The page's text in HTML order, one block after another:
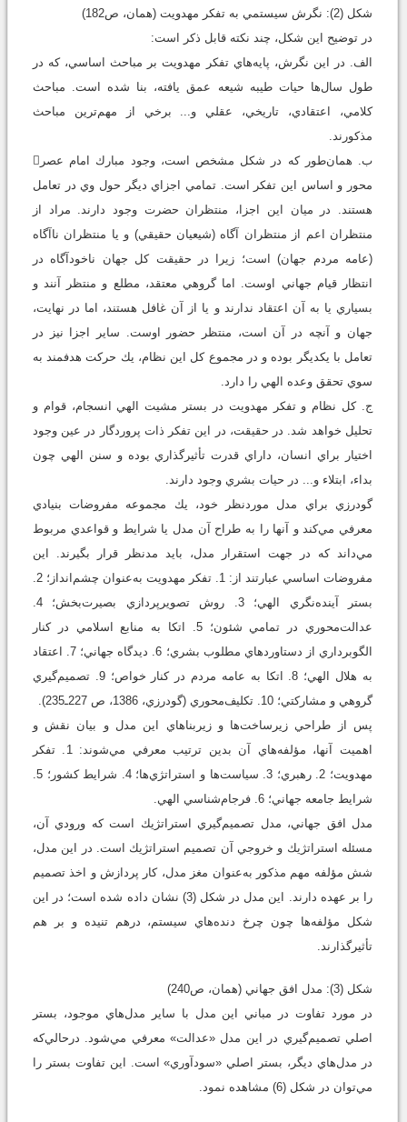
شكل (2): نگرش سيستمي به تفكر مهدويت (همان، ص182)
در توضيح اين شكل، چند نكته قابل ذكر است:
الف. در اين نگرش، پايه‌هاي تفكر مهدويت بر مباحث اساسي، كه در
طول سال‌ها حيات طيبه شيعه عمق يافته، بنا شده است. مباحث
كلامي، اعتقادي، تاريخي، عقلي و... برخي از مهم‌ترين مباحث
مذكورند.
ب. همان‌طور كه در شكل مشخص است، وجود مبارك امام عصر
محور و اساس اين تفكر است. تمامي اجزاي ديگر حول وي در تعامل
هستند. در ميان اين اجزا، منتظران حضرت وجود دارند. مراد از
منتظران اعم از منتظران آگاه (شيعيان حقيقي) و يا منتظران ناآگاه
(عامه مردم جهان) است؛ زيرا در حقيقت كل جهان ناخودآگاه در
انتظار قيام جهاني اوست. اما گروهي معتقد، مطلع و منتظر آنند و
بسياري يا به آن اعتقاد ندارند و يا از آن غافل هستند، اما در نهايت،
جهان و آنچه در آن است، منتظر حضور اوست. ساير اجزا نيز در
تعامل با يكديگر بوده و در مجموع كل اين نظام، يك حركت هدفمند به
سوي تحقق وعده الهي را دارد.
ج. كل نظام و تفكر مهدويت در بستر مشيت الهي انسجام، قوام و
تحليل خواهد شد. در حقيقت، در اين تفكر ذات پروردگار در عين وجود
اختيار براي انسان، داراي قدرت تأثيرگذاري بوده و سنن الهي چون
بداء، ابتلاء و... در حيات بشري وجود دارند.
گودرزي براي مدل موردنظر خود، يك مجموعه مفروضات بنيادي
معرفي مي‌كند و آنها را به طراح آن مدل يا شرايط و قواعدي مربوط
مي‌داند كه در جهت استقرار مدل، بايد مدنظر قرار بگيرند. اين
مفروضات اساسي عبارتند از: 1. تفكر مهدويت به‌عنوان چشم‌انداز؛ 2.
بستر آينده‌نگري الهي؛ 3. روش تصويرپردازي بصيرت‌بخش؛ 4.
عدالت‌محوري در تمامي شئون؛ 5. اتكا به منابع اسلامي در كنار
الگوبرداري از دستاوردهاي مطلوب بشري؛ 6. ديدگاه جهاني؛ 7. اعتقاد
به هلال الهي؛ 8. اتكا به عامه مردم در كنار خواص؛ 9. تصميم‌گيري
گروهي و مشاركتي؛ 10. تكليف‌محوري (گودرزي، 1386، ص 227ـ235).
پس از طراحي زيرساخت‌ها و زيربناهاي اين مدل و بيان نقش و
اهميت آنها، مؤلفه‌هاي آن بدين ترتيب معرفي مي‌شوند: 1. تفكر
مهدويت؛ 2. رهبري؛ 3. سياست‌ها و استراتژي‌ها؛ 4. شرايط كشور؛ 5.
شرايط جامعه جهاني؛ 6. فرجام‌شناسي الهي.
مدل افق جهاني، مدل تصميم‌گيري استراتژيك است كه ورودي آن،
مسئله استراتژيك و خروجي آن تصميم استراتژيك است. در اين مدل،
شش مؤلفه مهم مذكور به‌عنوان مغز مدل، كار پردازش و اخذ تصميم
را بر عهده دارند. اين مدل در شكل (3) نشان داده شده است؛ در اين
شكل مؤلفه‌ها چون چرخ دنده‌هاي سيستم، درهم تنيده و بر هم
تأثيرگذارند.
شكل (3): مدل افق جهاني (همان، ص240)
در مورد تفاوت در مباني اين مدل با ساير مدل‌هاي موجود، بستر
اصلي تصميم‌گيري در اين مدل «عدالت» معرفي مي‌شود. درحالي‌كه
در مدل‌هاي ديگر، بستر اصلي «سودآوري» است. اين تفاوت بستر را
مي‌توان در شكل (6) مشاهده نمود.